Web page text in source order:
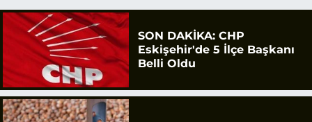
SON DAKİKA: CHP
Eskişehir'de 5 İlçe Başkanı
Belli Oldu